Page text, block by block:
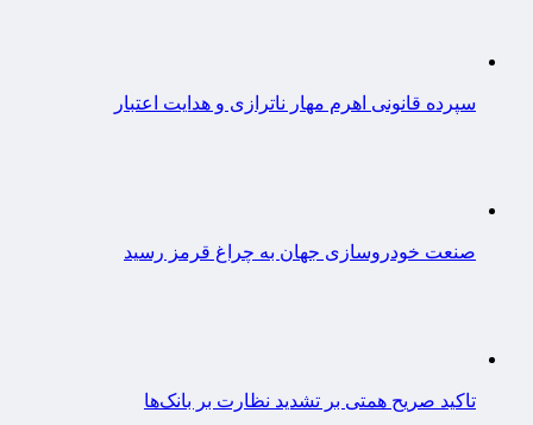
سپرده قانونی اهرم مهار ناترازی و هدایت اعتبار
صنعت خودروسازی جهان به چراغ قرمز رسید
تاکید صریح همتی بر تشدید نظارت بر بانک‌ها